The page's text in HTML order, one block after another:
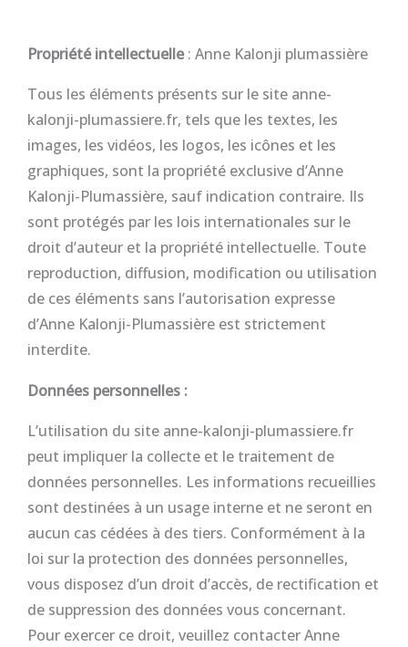
Propriété intellectuelle: Anne Kalonji plumassière
Tous les éléments présents sur le site anne-
kalonji-plumassiere.fr, tels que les textes, les
images, les vidéos, les logos, les icônes et les
graphiques, sont la propriété exclusive d’Anne
Kalonji-Plumassière, sauf indication contraire. Ils
sont protégés par les lois internationales sur le
droit d’auteur et la propriété intellectuelle. Toute
reproduction, diffusion, modification ou utilisation
de ces éléments sans l’autorisation expresse
d’Anne Kalonji-Plumassière est strictement
interdite.
Données personnelles :
L’utilisation du site anne-kalonji-plumassiere.fr
peut impliquer la collecte et le traitement de
données personnelles. Les informations recueillies
sont destinées à un usage interne et ne seront en
aucun cas cédées à des tiers. Conformément à la
loi sur la protection des données personnelles,
vous disposez d’un droit d’accès, de rectification et
de suppression des données vous concernant.
Pour exercer ce droit, veuillez contacter Anne